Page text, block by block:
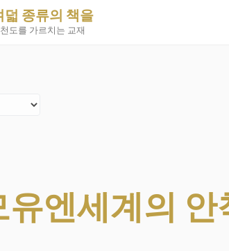
덟 종류의 책을
천도를 가르치는 교재
엔세계의 안